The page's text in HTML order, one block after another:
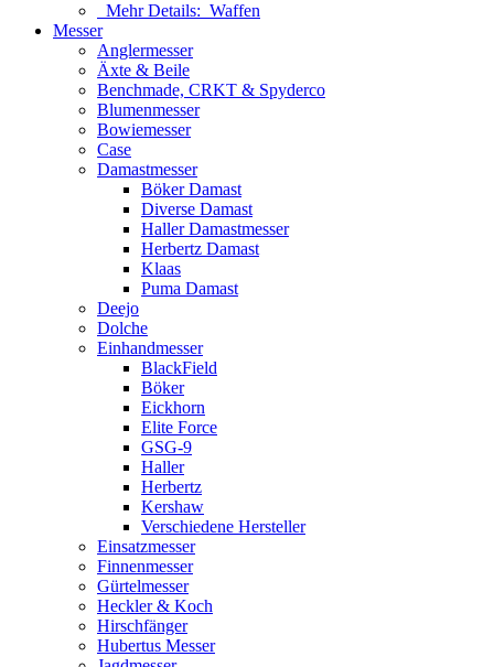
Mehr Details: Waffen
Messer
Anglermesser
Äxte & Beile
Benchmade, CRKT & Spyderco
Blumenmesser
Bowiemesser
Case
Damastmesser
Böker Damast
Diverse Damast
Haller Damastmesser
Herbertz Damast
Klaas
Puma Damast
Deejo
Dolche
Einhandmesser
BlackField
Böker
Eickhorn
Elite Force
GSG-9
Haller
Herbertz
Kershaw
Verschiedene Hersteller
Einsatzmesser
Finnenmesser
Gürtelmesser
Heckler & Koch
Hirschfänger
Hubertus Messer